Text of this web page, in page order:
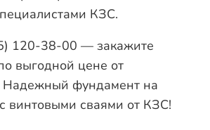
КЗС.
120-38-00 — закажите
выгодной цене от
Надежный фундамент на
винтовыми сваями от КЗС!